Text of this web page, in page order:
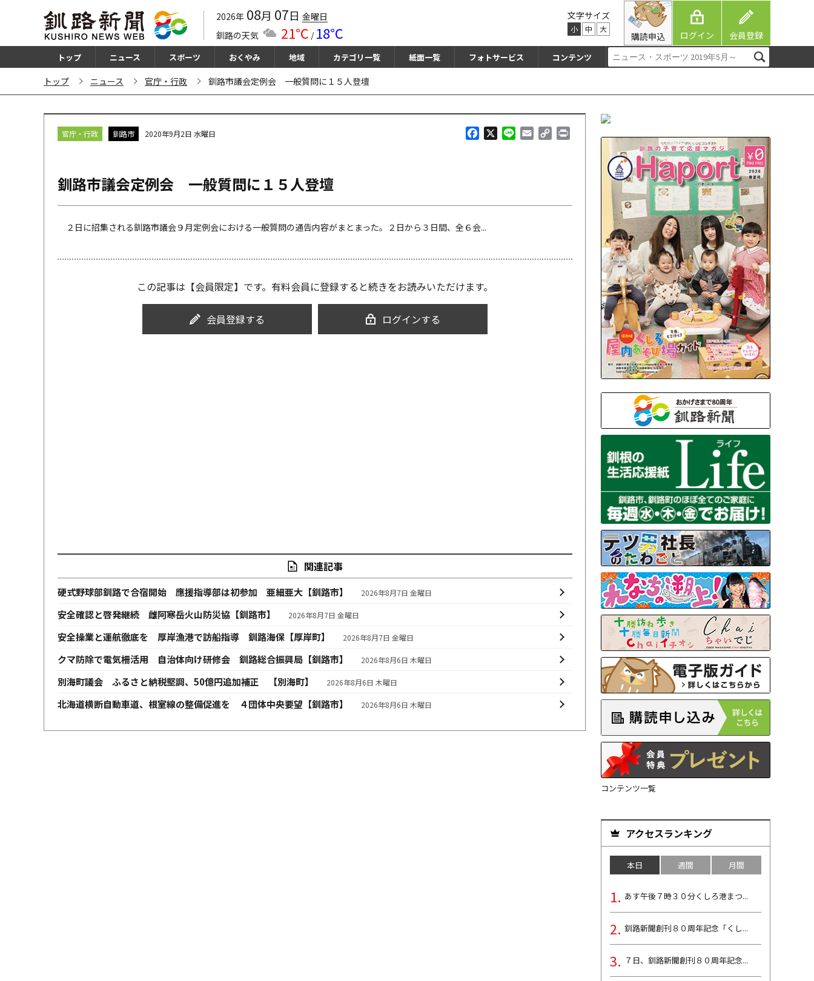
2026年 08月 07日 金曜日
釧路の天気
21℃ / 18℃
文字サイズ
小 中 大
購読申込 ログイン 会員登録
トップ ニュース スポーツ おくやみ 地域 カテゴリ一覧 紙面一覧 フォトサービス コンテンツ
トップ ニュース 官庁・行政 釧路市議会定例会 一般質問に１５人登壇
k
官庁・行政 釧路市 2020年9月2日 水曜日
釧路市議会定例会 一般質問に１５人登壇
２日に招集される釧路市議会９月定例会における一般質問の通告内容がまとまった。２日から３日間、全６会...
この記事は【会員限定】です。有料会員に登録すると続きをお読みいただけます。
会員登録する ログインする
関連記事
硬式野球部釧路で合宿開始 應援指導部は初参加 亜細亜大【釧路市】 2026年8月7日 金曜日
安全確認と啓発継続 雌阿寒岳火山防災協【釧路市】 2026年8月7日 金曜日
安全操業と運航徹底を 厚岸漁港で訪船指導 釧路海保【厚岸町】 2026年8月7日 金曜日
クマ防除で電気柵活用 自治体向け研修会 釧路総合振興局【釧路市】 2026年8月6日 木曜日
別海町議会 ふるさと納税堅調、50億円追加補正 【別海町】 2026年8月6日 木曜日
北海道横断自動車道、根室線の整備促進を ４団体中央要望【釧路市】 2026年8月6日 木曜日
コンテンツ一覧
アクセスランキング
本日 週間 月間
あす午後７時３０分くしろ港まつ...
釧路新聞創刊８０周年記念「くし...
７日、釧路新聞創刊８０周年記念...